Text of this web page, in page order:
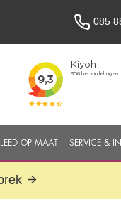
085
OP MAAT SERVICE &